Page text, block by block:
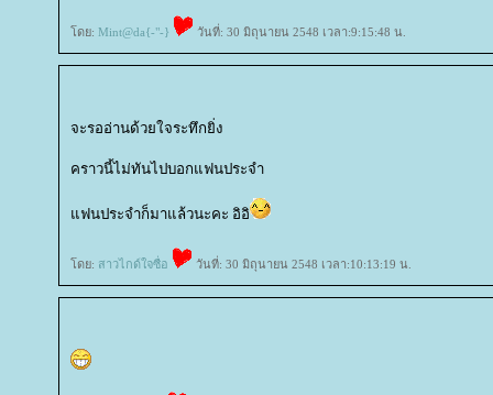
ดย: Mint@da{-"-} วันที่: 30 มิถุนายน 2548 เวลา:9:15:48 น.
จะรออ่านด้วยใจระทึกยิ่ง
คราวนี้ไม่ทันไปบอกแฟนประจำ
ฟนประจำก็มาแล้วนะคะ อิอิ
ดย: สาวไกด์ใจซื่อ วันที่: 30 มิถุนายน 2548 เวลา:10:13:19 น.